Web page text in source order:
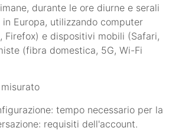
durante le ore diurne e serali
Europa, utilizzando computer
Firefox) e dispositivi mobili (Safari,
(fibra domestica, 5G, Wi-Fi
tempo necessario per la
requisiti dell'account.